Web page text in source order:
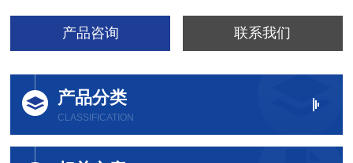
产品咨询 联系我们
产品分类
CLASSIFICATION